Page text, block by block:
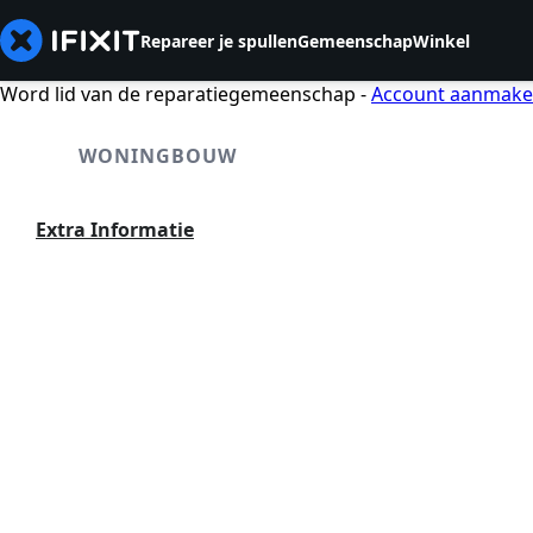
Repareer je spullenGemeenschapWinkel
Word lid van de reparatiegemeenschap -Account
WONINGBOUW
Extra Informatie